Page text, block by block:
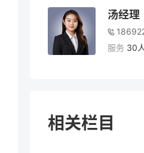
汤经理
服务 30人
相关栏目